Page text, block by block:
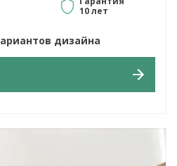
10 лет
дизайна